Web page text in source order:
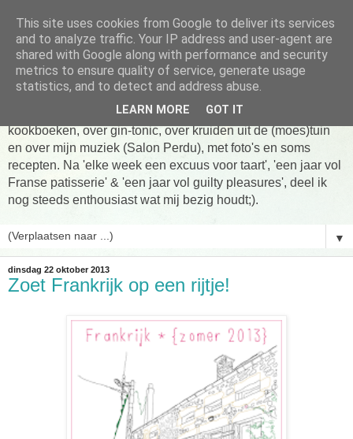
Tarte taart An
Tien jaar Tarte taart An! Niet altijd online, wel vaak te vinden
in de keuken! Om te koken, om te eten en om verhalen te
delen. Over Franse patisserie, over koken uit favoriete
kookboeken, over gin-tonic, over kruiden uit de (moes)tuin
en over mijn muziek (Salon Perdu), met foto's en soms
recepten. Na 'elke week een excuus voor taart', 'een jaar vol
Franse patisserie' & 'een jaar vol guilty pleasures', deel ik
nog steeds enthousiast wat mij bezig houdt;).
▼
dinsdag 22 oktober 2013
Zoet Frankrijk op een rijtje!
This site uses cookies from Google to deliver its services
and to analyze traffic. Your IP address and user-agent are
shared with Google along with performance and security
metrics to ensure quality of service, generate usage
statistics, and to detect and address abuse.
LEARN MORE GOT IT